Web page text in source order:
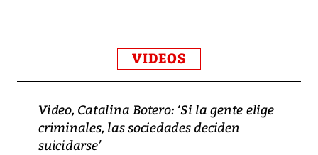
VIDEOS
Video, Catalina Botero: ‘Si la gente elige
criminales, las sociedades deciden
suicidarse’